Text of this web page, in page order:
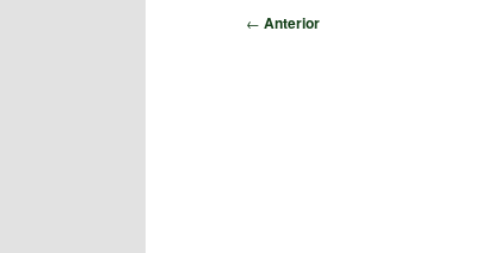
Navegação
← Anterior